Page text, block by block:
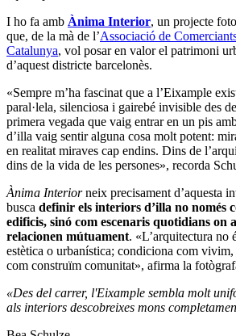
I ho fa amb Ànima Interior, un projecte
que, de la mà de l’Associació de
Catalunya, vol posar en valor el patrimoni
d’aquest districte barcelonès.
«Sempre m’ha fascinat que a l’Eixample
paral·lela, silenciosa i gairebé invisible des
primera vegada que vaig entrar en un pis
d’illa vaig sentir alguna cosa molt potent:
en realitat miraves cap endins. Dins de
dins de la vida de les persones», recorda
Ànima Interiorneix precisament d’aquesta
busca definir els interiors d’illa no només
edificis, sinó com escenaris quotidians on
relacionen mútuament. «L’arquitectura no
estètica o urbanística; condiciona com
com construïm comunitat», afirma la
«Des del carrer, l'Eixample sembla molt
als interiors descobreixes mons